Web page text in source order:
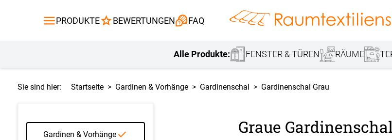
PRODUKTE BEWERTUNGEN FAQ
Alle Produkte: FENSTER & TÜREN
Gardinen Flächenvorhang Lamellenvorhang
RÄUME
Sie sind hier: Startseite Gardinen & Vorhänge Gardinenschal Gardinenschal Grau
Gardinen & Vorhänge Graue